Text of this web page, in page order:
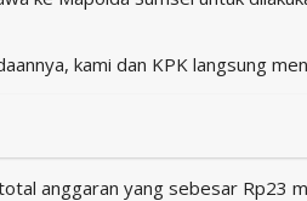
kami dan KPK langsung
anggaran yang sebesar Rp23